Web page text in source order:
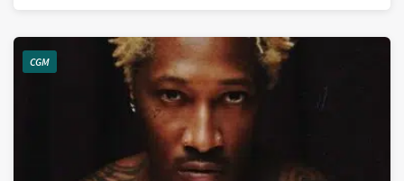
CGM